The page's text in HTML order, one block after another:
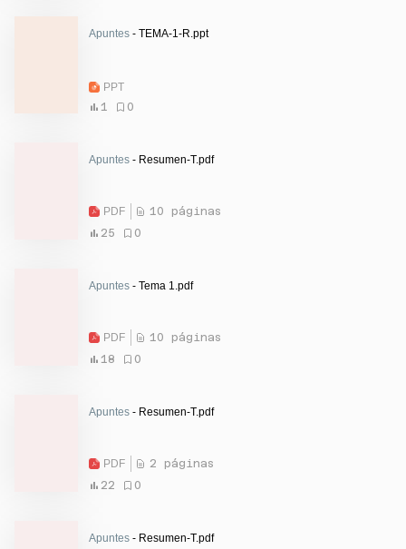
Apuntes - TEMA-1-R.ppt
PPT
1
0
Apuntes - Resumen-T.pdf
PDF
10 páginas
25
0
Apuntes - Tema 1.pdf
PDF
10 páginas
18
0
Apuntes - Resumen-T.pdf
PDF
2 páginas
22
0
Apuntes - Resumen-T.pdf